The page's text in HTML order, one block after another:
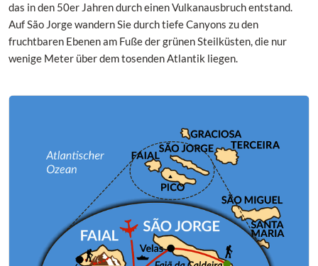
das in den 50er Jahren durch einen Vulkanausbruch entstand.
Auf São Jorge wandern Sie durch tiefe Canyons zu den
fruchtbaren Ebenen am Fuße der grünen Steilküsten, die nur
wenige Meter über dem tosenden Atlantik liegen.